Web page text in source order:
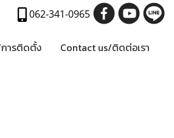
062-341-0965
ารติดตั้ง Contact us/ติดต่อเรา